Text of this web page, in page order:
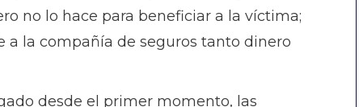
no lo hace para beneficiar a la víctima;
a la compañía de seguros tanto dinero
desde el primer momento, las